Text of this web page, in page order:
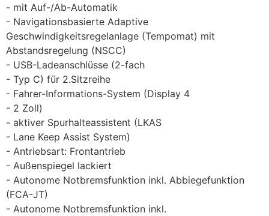
mit Auf-/Ab-Automatik
Navigationsbasierte Adaptive
Geschwindigkeitsregelanlage (Tempomat) mit
Abstandsregelung (NSCC)
USB-Ladeanschlüsse (2-fach
Typ C) für 2.Sitzreihe
Fahrer-Informations-System (Display 4
2 Zoll)
aktiver Spurhalteassistent (LKAS
Lane Keep Assist System)
Antriebsart: Frontantrieb
Außenspiegel lackiert
Autonome Notbremsfunktion inkl. Abbiegefunktion
(FCA-JT)
Autonome Notbremsfunktion inkl.